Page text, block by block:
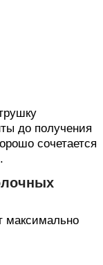
до получения
сочетается
максимально